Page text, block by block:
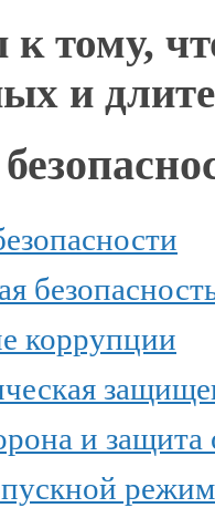
к тому,
и
коррупции
и
режим